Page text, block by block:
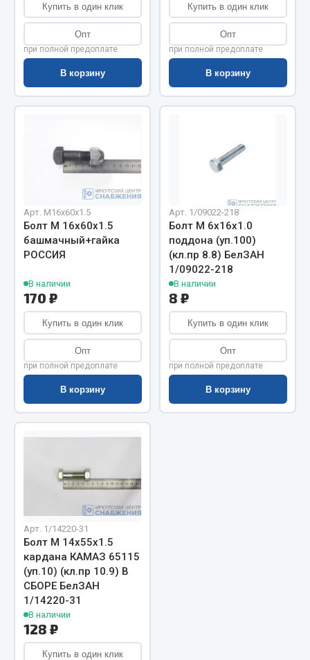
Весь раздел
Цепи подъёмные
Весь раздел
Кольца уплотнительные
Лента конвейерная
Манжеты
Паронит
Патрубки
Рукава высокого давления
Показать ещё
Весь раздел
Автомобильная электрика
Автолампы
Выключатели и переключатели клавишные
Выключатель массы
Изолента
Показать ещё
Весь раздел
Запчасти на полуприцепы
Купить в один клик
Опт
при полной предоплате
В корзину
Купить в один клик
Опт
при полной предоплате
В корзину
Арт. М16х60х1.5
Болт М 16х60х1.5
башмачный+гайка
РОССИЯ
В наличии
170 ₽
Купить в один клик
Опт
при полной предоплате
В корзину
Арт. 1/09022-218
Болт М 6х16х1.0
поддона (уп.100)
(кл.пр 8.8) БелЗАН
1/09022-218
В наличии
8 ₽
Купить в один клик
Опт
при полной предоплате
В корзину
Арт. 1/14220-31
Болт М 14х55х1.5
кардана КАМАЗ 65115
(уп.10) (кл.пр 10.9) В
СБОРЕ БелЗАН
1/14220-31
В наличии
128 ₽
Купить в один клик